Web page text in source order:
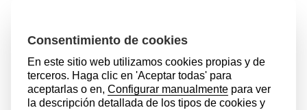
En primer lugar, realiza
una limpieza previa con agua
y jabón líquido
Utiliza una espátula para vidrio para retirar los restos
que han quedado en la placa
Coloca la rasqueta en un ángulo agudopara no